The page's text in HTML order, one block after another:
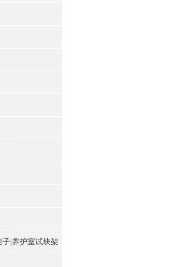
|养护室试块架